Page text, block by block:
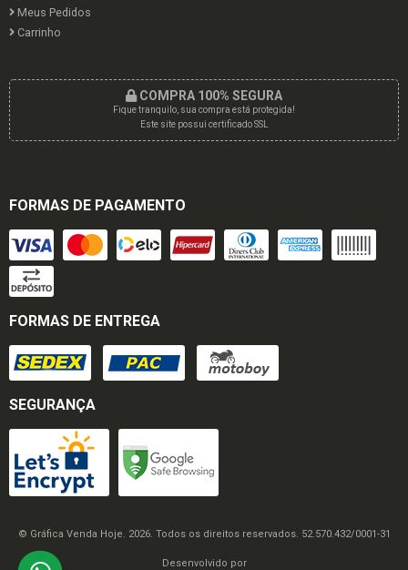
Meus Pedidos
Carrinho
COMPRA 100% SEGURA
Fique tranquilo, sua compra está protegida!
Este site possui certificado SSL
FORMAS DE PAGAMENTO
FORMAS DE ENTREGA
SEGURANÇA
© Gráfica Venda Hoje. 2026. Todos os direitos reservados. 52.570.432/0001-31
Desenvolvido por